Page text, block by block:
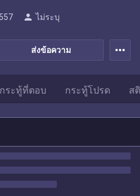
ส่งข้อความ
person ไม่ระบุ
more_horiz
กระทู้ที่ตอบ กระทู้โปรด ส